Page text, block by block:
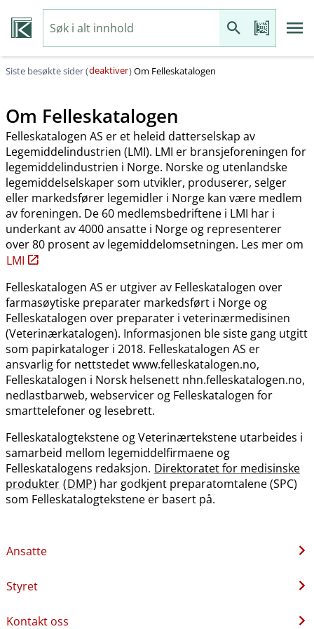
Siste besøkte sider (deaktiver)Om Felleskatalogen
Om Felleskatalogen
Felleskatalogen AS er et heleid datterselskap av
Legemiddelindustrien (LMI). LMI er bransjeforeningen for
legemiddelindustrien i Norge. Norske og utenlandske
legemiddelselskaper som utvikler, produserer, selger
eller markedsfører legemidler i Norge kan være medlem
av foreningen. De 60 medlemsbedriftene i LMI har i
underkant av 4000 ansatte i Norge og representerer
over 80 prosent av legemiddelomsetningen. Les mer om
LMI
Felleskatalogen AS er utgiver av Felleskatalogen over
farmasøytiske preparater markedsført i Norge og
Felleskatalogen over preparater i veterinærmedisinen
(Veterinærkatalogen). Informasjonen ble siste gang utgitt
som papirkataloger i 2018. Felleskatalogen AS er
ansvarlig for nettstedet www.felleskatalogen.no,
Felleskatalogen i Norsk helsenett nhn.felleskatalogen.no,
nedlastbarweb, webservicer og Felleskatalogen for
smarttelefoner og lesebrett.
Felleskatalogtekstene og Veterinærtekstene utarbeides i
samarbeid mellom legemiddelfirmaene og
Felleskatalogens redaksjon. Direktoratet for medisinske
produkter (DMP) har godkjent preparatomtalene (SPC)
som Felleskatalogtekstene er basert på.
Ansatte
Styret
Kontakt oss